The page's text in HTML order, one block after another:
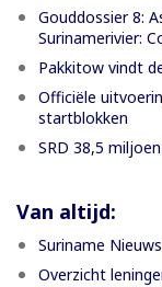
Gouddossier 8:
Surinamerivier:
Pakkitow vindt
Officiële
startblokken
SRD 38,5
Van altijd:
Suriname
Overzicht